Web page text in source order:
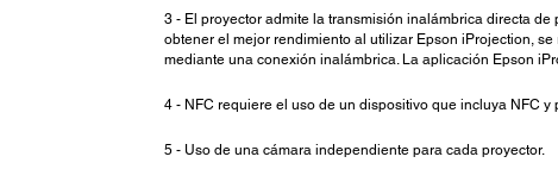
3 - El proyector admite la transmisión inalámbrica directa
obtener el mejor rendimiento al utilizar Epson iProjection,
mediante una conexión inalámbrica. La aplicación Epson
4 - NFC requiere el uso de un dispositivo que incluya NFC
5 - Uso de una cámara independiente para cada proyector.